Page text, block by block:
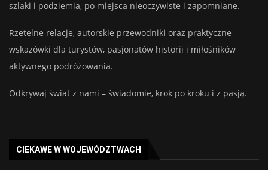
szlaki i podziemia, po miejsca nieoczywiste i zapomniane.
Rzetelne relacje, autorskie przewodniki oraz praktyczne
wskazówki dla turystów, pasjonatów historii i miłośników
aktywnego podróżowania.
Odkrywaj świat z nami – świadomie, krok po kroku i z pasją.
CIEKAWE W WOJEWÓDZTWACH